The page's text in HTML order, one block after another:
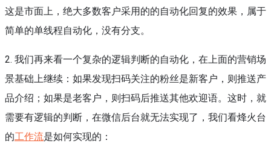
这是市面上，绝大多数客户采用的的自动化回复的效果，属于
简单的单线程自动化，没有分支。
2. 我们再来看一个复杂的逻辑判断的自动化，在上面的营销场
景基础上继续：如果发现扫码关注的粉丝是新客户，则推送产
品介绍；如果是老客户，则扫码后推送其他欢迎语。这时，就
需要有逻辑的判断，在微信后台就无法实现了，我们看烽火台
的工作流是如何实现的：